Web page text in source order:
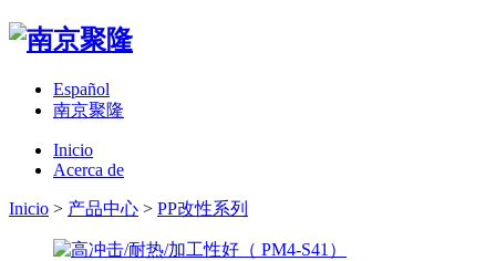
Español
南京聚隆
Inicio
Acerca de
Inicio > 产品中心 > PP改性系列